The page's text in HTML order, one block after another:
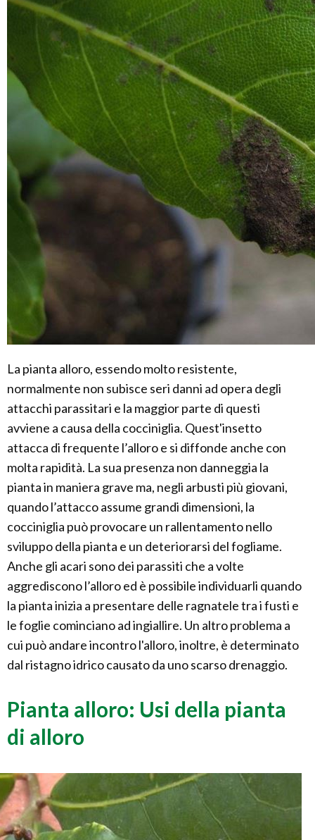
La pianta alloro, essendo molto resistente,
normalmente non subisce seri danni ad opera degli
attacchi parassitari e la maggior parte di questi
avviene a causa della cocciniglia. Quest'insetto
attacca di frequente l’alloro e si diffonde anche con
molta rapidità. La sua presenza non danneggia la
pianta in maniera grave ma, negli arbusti più giovani,
quando l’attacco assume grandi dimensioni, la
cocciniglia può provocare un rallentamento nello
sviluppo della pianta e un deteriorarsi del fogliame.
Anche gli acari sono dei parassiti che a volte
aggrediscono l’alloro ed è possibile individuarli quando
la pianta inizia a presentare delle ragnatele tra i fusti e
le foglie cominciano ad ingiallire. Un altro problema a
cui può andare incontro l'alloro, inoltre, è determinato
dal ristagno idrico causato da uno scarso drenaggio.
Pianta alloro: Usi della pianta
di alloro